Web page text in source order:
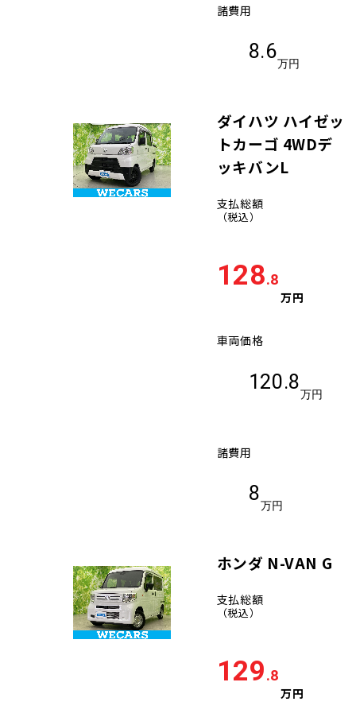
諸費用
8.6
万円
ダイハツ ハイゼッ
トカーゴ 4WDデ
ッキバンL
支払総額
（税込）
128.8
万円
車両価格
120.8
万円
諸費用
8
万円
ホンダ N-VAN G
支払総額
（税込）
129.8
万円